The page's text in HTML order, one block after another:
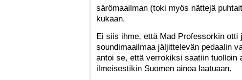
särömaailman (toki myös nättejä
kukaan.
Ei siis ihme, että Mad Professorkin
soundimaailmaa jäljittelevän pedaalin
antoi se, että verrokiksi saatiin tuolloin
ilmeisestikin Suomen ainoa laatuaan.